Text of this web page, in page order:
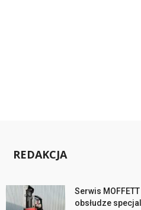
REDAKCJA
Serwis
obsłudze